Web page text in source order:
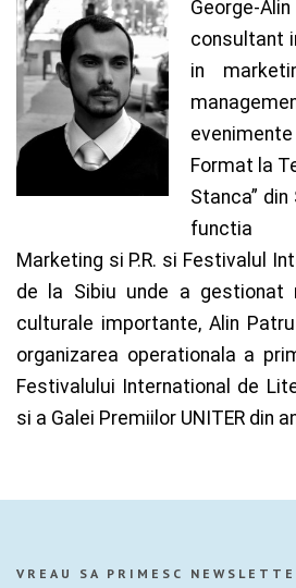
consultant
in
Format la
Stanca”
functia
Marketing si P.R. si Festivalul
de la Sibiu unde a gestionat
culturale importante, Alin
organizarea operationala a
Festivalului International de
si a Galei Premiilor UNITER din
VREAU SA PRIMESC